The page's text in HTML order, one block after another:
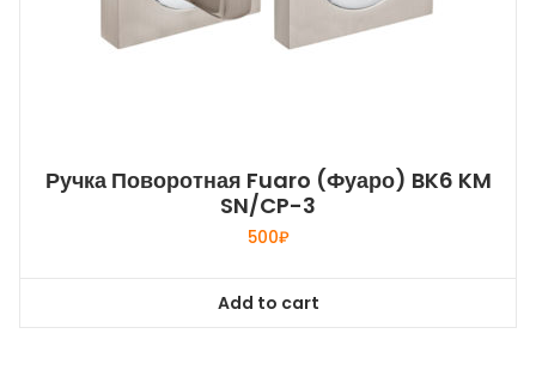
Ручка Поворотная Fuaro (Фуаро) BK6 KM
SN/CP-3
500₽
Add to cart